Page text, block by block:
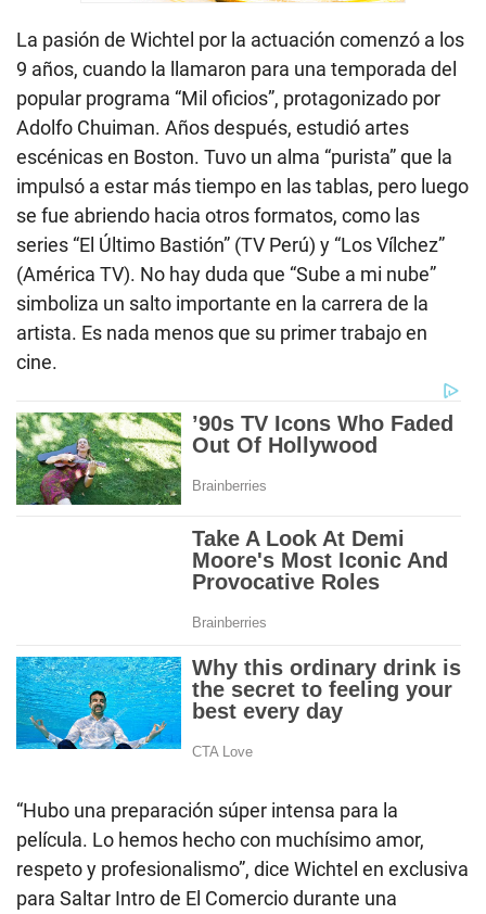
La pasión de Wichtel por la actuación comenzó a los
9 años, cuando la llamaron para una temporada del
popular programa “Mil oficios”, protagonizado por
Adolfo Chuiman. Años después, estudió artes
escénicas en Boston. Tuvo un alma “purista” que la
impulsó a estar más tiempo en las tablas, pero luego
se fue abriendo hacia otros formatos, como las
series “El Último Bastión” (TV Perú) y “Los Vílchez”
(América TV). No hay duda que “Sube a mi nube”
simboliza un salto importante en la carrera de la
artista. Es nada menos que su primer trabajo en
cine.
“Hubo una preparación súper intensa para la
película. Lo hemos hecho con muchísimo amor,
respeto y profesionalismo”, dice Wichtel en exclusiva
para Saltar Intro de El Comercio durante una